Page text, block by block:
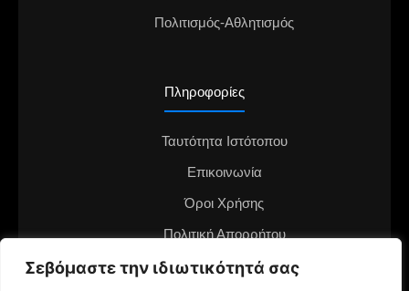
Σεβόμαστε την ιδιωτικότητά σας
Πολιτισμός-Αθλητισμός
Πληροφορίες
Ταυτότητα Ιστότοπου
Επικοινωνία
Όροι Χρήσης
Πολιτική Απορρήτου
Διαφημιστείτε στο notianea.gr